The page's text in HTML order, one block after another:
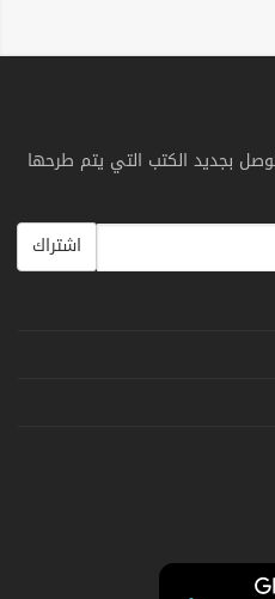
بجديد الكتب التي يتم طرحها
اشتراك